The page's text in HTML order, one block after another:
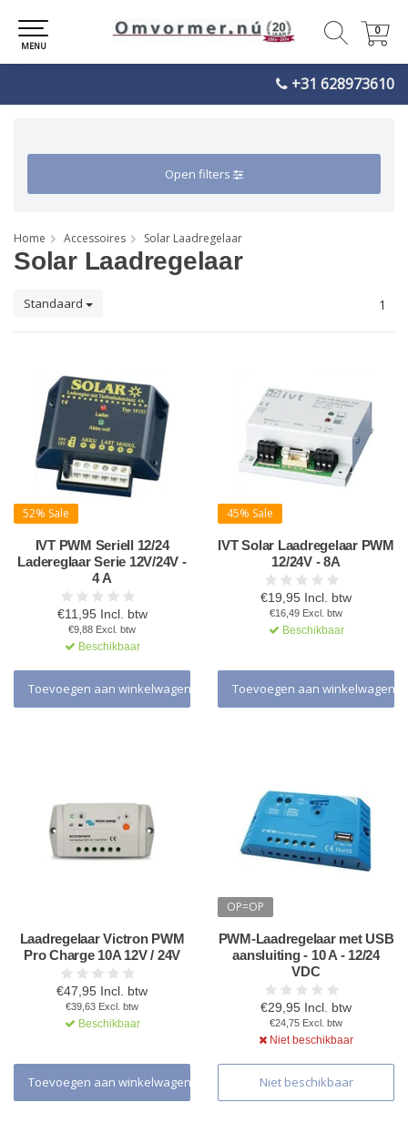
+31 628973610
0
0
MENU
Open filters
Home Accessoires Solar Laadregelaar
Solar Laadregelaar
Standaard 1
52% Sale
IVT PWM Seriell 12/24
Ladereglaar Serie 12V/24V -
4 A
€11,95 Incl. btw
€9,88 Excl. btw
Beschikbaar
Toevoegen aan winkelwagen
45% Sale
IVT Solar Laadregelaar PWM
12/24V - 8A
€19,95 Incl. btw
€16,49 Excl. btw
Beschikbaar
Toevoegen aan winkelwagen
Laadregelaar Victron PWM
Pro Charge 10A 12V / 24V
€47,95 Incl. btw
€39,63 Excl. btw
Beschikbaar
Toevoegen aan winkelwagen
OP=OP
PWM-Laadregelaar met USB
aansluiting - 10 A - 12/24
VDC
€29,95 Incl. btw
€24,75 Excl. btw
Niet beschikbaar
Niet beschikbaar